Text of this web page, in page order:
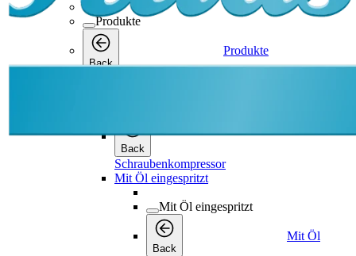
Produkte
Back
Produkte
Back
Schraubenkompressor
Mit Öl eingespritzt
Mit Öl eingespritzt
Back
Mit Öl